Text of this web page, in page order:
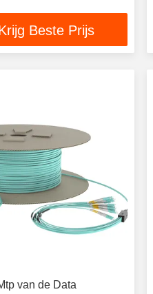
Beste Prijs
van de Data